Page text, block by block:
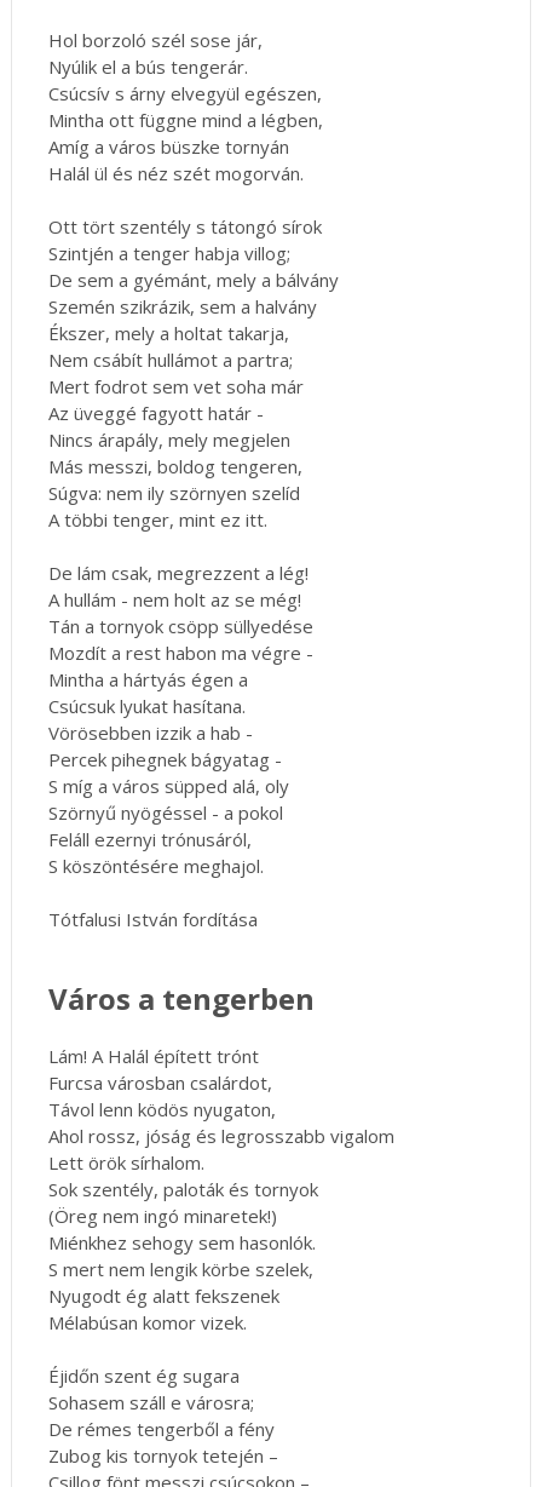
Hol borzoló szél sose jár,
Nyúlik el a bús tengerár.
Csúcsív s árny elvegyül egészen,
Mintha ott függne mind a légben,
Amíg a város büszke tornyán
Halál ül és néz szét mogorván.
Ott tört szentély s tátongó sírok
Szintjén a tenger habja villog;
De sem a gyémánt, mely a bálvány
Szemén szikrázik, sem a halvány
Ékszer, mely a holtat takarja,
Nem csábít hullámot a partra;
Mert fodrot sem vet soha már
Az üveggé fagyott határ -
Nincs árapály, mely megjelen
Más messzi, boldog tengeren,
Súgva: nem ily szörnyen szelíd
A többi tenger, mint ez itt.
De lám csak, megrezzent a lég!
A hullám - nem holt az se még!
Tán a tornyok csöpp süllyedése
Mozdít a rest habon ma végre -
Mintha a hártyás égen a
Csúcsuk lyukat hasítana.
Vörösebben izzik a hab -
Percek pihegnek bágyatag -
S míg a város süpped alá, oly
Szörnyű nyögéssel - a pokol
Feláll ezernyi trónusáról,
S köszöntésére meghajol.
Tótfalusi István fordítása
Város a tengerben
Lám! A Halál épített trónt
Furcsa városban csalárdot,
Távol lenn ködös nyugaton,
Ahol rossz, jóság és legrosszabb vigalom
Lett örök sírhalom.
Sok szentély, paloták és tornyok
(Öreg nem ingó minaretek!)
Miénkhez sehogy sem hasonlók.
S mert nem lengik körbe szelek,
Nyugodt ég alatt fekszenek
Mélabúsan komor vizek.
Éjidőn szent ég sugara
Sohasem száll e városra;
De rémes tengerből a fény
Zubog kis tornyok tetején –
Csillog fönt messzi csúcsokon –